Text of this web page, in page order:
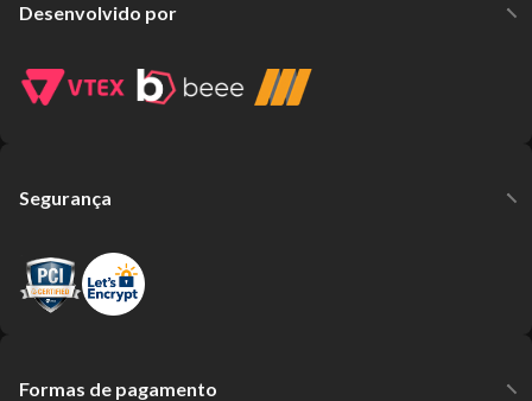
Desenvolvido por
Segurança
Formas de pagamento